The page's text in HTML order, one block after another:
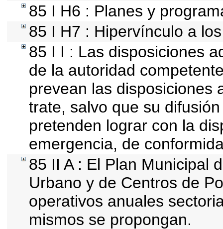
85 I H6 : Planes y
85 I H7 : Hipervínculo a
85 I I : Las disposiciones
de la autoridad
prevean las disposiciones
trate, salvo que su
pretenden lograr con la
emergencia, de
85 II A : El Plan Municipal
Urbano y de Centros de
operativos anuales
mismos se propongan.